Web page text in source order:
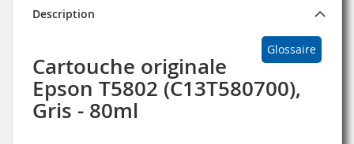
Description
Glossaire
Cartouche originale
Epson T5802 (C13T580700),
Gris - 80ml